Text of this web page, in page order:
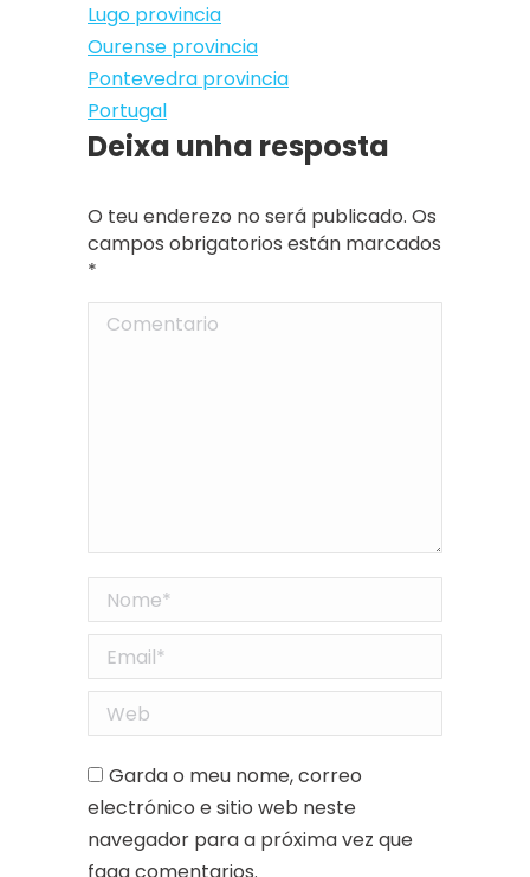
Lugo provincia
Ourense provincia
Pontevedra provincia
Portugal
Deixa unha resposta
O teu enderezo no será publicado. Os
campos obrigatorios están marcados
*
Comentario
Nome *
Email *
Web
Garda o meu nome, correo
electrónico e sitio web neste
navegador para a próxima vez que